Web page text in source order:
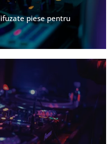
piese pentru